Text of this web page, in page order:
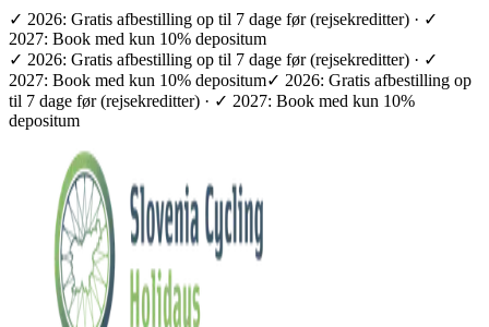
✓ 2026: Gratis afbestilling op til 7 dage før (rejsekreditter) · ✓
2027: Book med kun 10% depositum
✓ 2026: Gratis afbestilling op til 7 dage før (rejsekreditter) · ✓
2027: Book med kun 10% depositum✓ 2026: Gratis afbestilling op
til 7 dage før (rejsekreditter) · ✓ 2027: Book med kun 10%
depositum